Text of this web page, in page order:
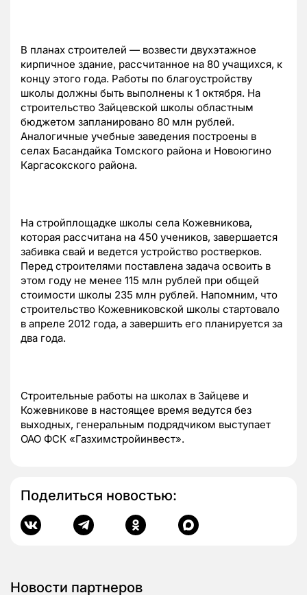
В планах строителей — возвести двухэтажное
кирпичное здание, рассчитанное на 80 учащихся, к
концу этого года. Работы по благоустройству
школы должны быть выполнены к 1 октября. На
строительство Зайцевской школы областным
бюджетом запланировано 80 млн рублей.
Аналогичные учебные заведения построены в
селах Басандайка Томского района и Новоюгино
Каргасокского района.
На стройплощадке школы села Кожевникова,
которая рассчитана на 450 учеников, завершается
забивка свай и ведется устройство ростверков.
Перед строителями поставлена задача освоить в
этом году не менее 115 млн рублей при общей
стоимости школы 235 млн рублей. Напомним, что
строительство Кожевниковской школы стартовало
в апреле 2012 года, а завершить его планируется за
два года.
Строительные работы на школах в Зайцеве и
Кожевникове в настоящее время ведутся без
выходных, генеральным подрядчиком выступает
ОАО ФСК «Газхимстройинвест».
Поделиться новостью:
Новости партнеров